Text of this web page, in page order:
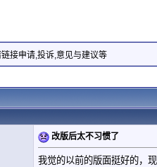
接申请,投诉,意见与建议等
改版后太不习惯了
我觉的以前的版面挺好的，